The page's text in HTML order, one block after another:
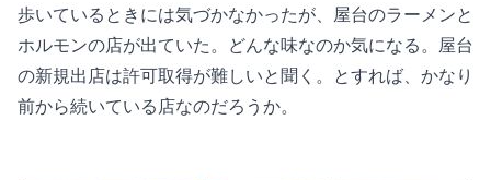
歩いているときには気づかなかったが、屋台のラーメンと
ホルモンの店が出ていた。どんな味なのか気になる。屋台
の新規出店は許可取得が難しいと聞く。とすれば、かなり
前から続いている店なのだろうか。